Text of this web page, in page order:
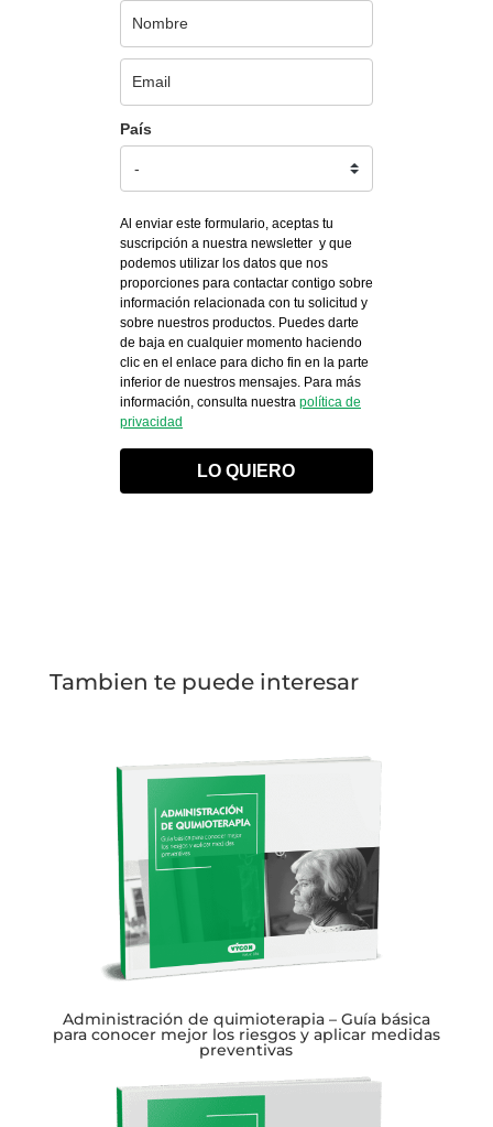
País
Al enviar este formulario, aceptas tu
suscripción a nuestra newsletter y que
podemos utilizar los datos que nos
proporciones para contactar contigo sobre
información relacionada con tu solicitud y
sobre nuestros productos. Puedes darte
de baja en cualquier momento haciendo
clic en el enlace para dicho fin en la parte
inferior de nuestros mensajes. Para más
información, consulta nuestra política de
privacidad
LO QUIERO
Tambien te puede interesar
Administración de quimioterapia – Guía básica
para conocer mejor los riesgos y aplicar medidas
preventivas